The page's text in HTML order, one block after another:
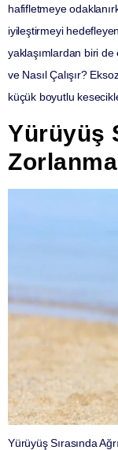
hafifletmeye
iyileştirmeyi
yaklaşımlardan biri
ve Nasıl Çalışır?
küçük boyutlu
Yürüyüş
Zorlanma
Yürüyüş Sırasında